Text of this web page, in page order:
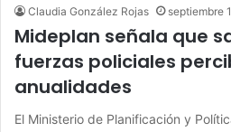
Claudia González Rojas septiembre
Mideplan señala que
fuerzas policiales
anualidades
El Ministerio de Planificación y